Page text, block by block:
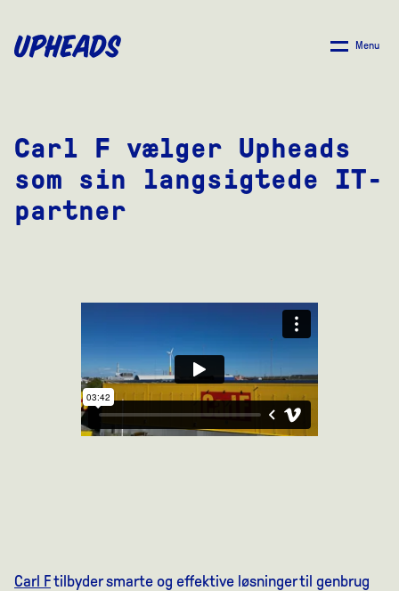
HOVEDINDHOLD
Menu
Carl F vælger Upheads
som sin langsigtede IT-
partner
Carl Ftilbyder smarte og effektive løsninger til genbrug